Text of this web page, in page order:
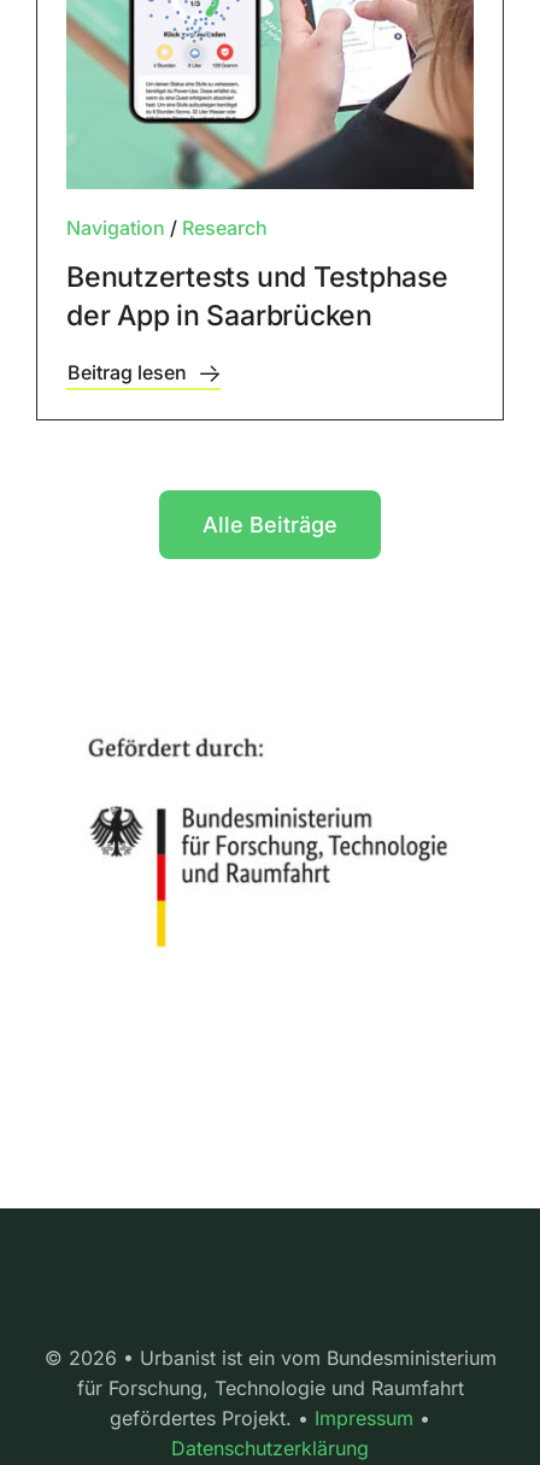
Navigation / Research
Benutzertests und Testphase
der App in Saarbrücken
Beitrag lesen
Alle Beiträge
© 2026 • Urbanist ist ein vom Bundesministerium
für Forschung, Technologie und Raumfahrt
gefördertes Projekt. • Impressum •
Datenschutzerklärung